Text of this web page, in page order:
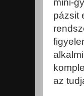
mini-
pázsit
az